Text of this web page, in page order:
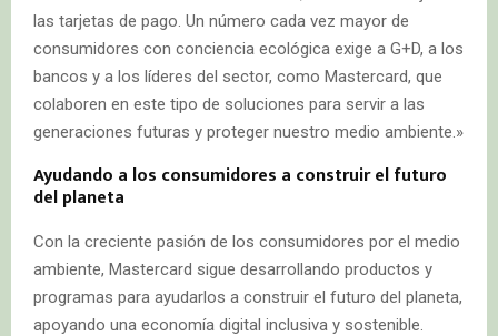
las tarjetas de pago. Un número cada vez mayor de
consumidores con conciencia ecológica exige a G+D, a los
bancos y a los líderes del sector, como Mastercard, que
colaboren en este tipo de soluciones para servir a las
generaciones futuras y proteger nuestro medio ambiente.»
Ayudando a los consumidores a construir el futuro
del planeta
Con la creciente pasión de los consumidores por el medio
ambiente, Mastercard sigue desarrollando productos y
programas para ayudarlos a construir el futuro del planeta,
apoyando una economía digital inclusiva y sostenible.